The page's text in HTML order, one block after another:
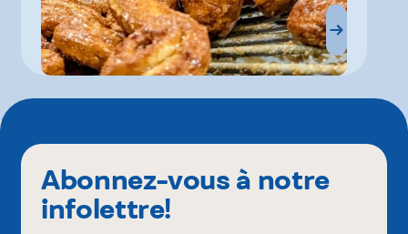
Abonnez-vous à notre
infolettre!